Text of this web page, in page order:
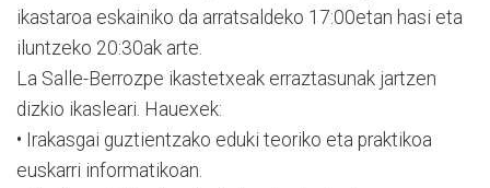
ikastaroa eskainiko da arratsaldeko 17:00etan hasi eta
iluntzeko 20:30ak arte.
La Salle-Berrozpe ikastetxeak erraztasunak jartzen
dizkio ikasleari. Hauexek:
• Irakasgai guztientzako eduki teoriko eta praktikoa
euskarri informatikoan.